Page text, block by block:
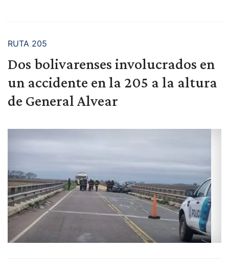
RUTA 205
Dos bolivarenses involucrados en
un accidente en la 205 a la altura
de General Alvear